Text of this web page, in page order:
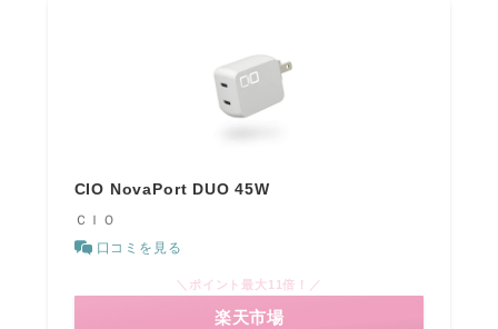
CIO NovaPort DUO 45W
ＣＩＯ
口コミを見る
＼ポイント最大11倍！／
楽天市場